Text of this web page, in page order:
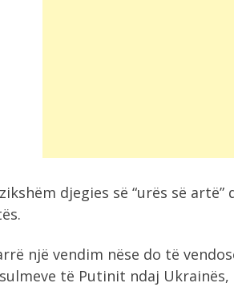
djegies së “urës së
një vendim nëse do të
të Putinit ndaj Ukrainës,